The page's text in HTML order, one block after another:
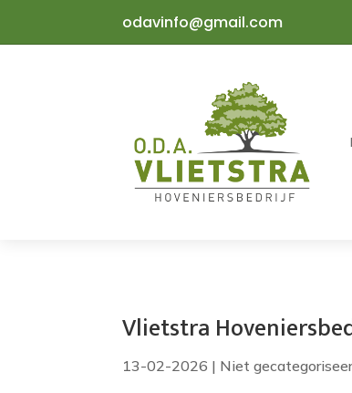
odavinfo@gmail.com
Vlietstra
13-02-2026 | Niet